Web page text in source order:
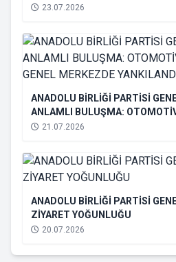
23.07.2026
ANADOLU BİRLİĞİ PARTİSİ
ANLAMLI BULUŞMA:
GENEL MERKEZDE YANKILANDI
21.07.2026
ANADOLU BİRLİĞİ PARTİSİ
ZİYARET YOĞUNLUĞU
20.07.2026